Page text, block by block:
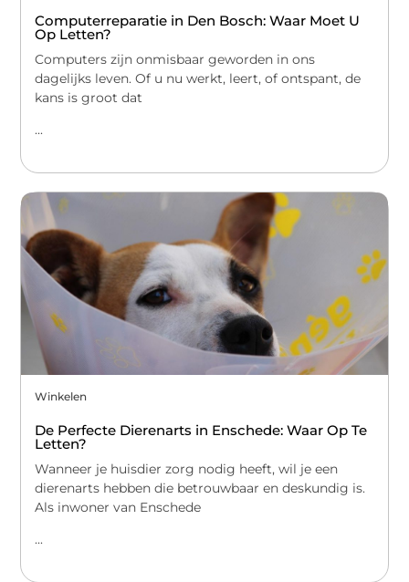
Computerreparatie in Den Bosch: Waar Moet U
Op Letten?
Computers zijn onmisbaar geworden in ons
dagelijks leven. Of u nu werkt, leert, of ontspant, de
kans is groot dat
...
Winkelen
De Perfecte Dierenarts in Enschede: Waar Op Te
Letten?
Wanneer je huisdier zorg nodig heeft, wil je een
dierenarts hebben die betrouwbaar en deskundig is.
Als inwoner van Enschede
...